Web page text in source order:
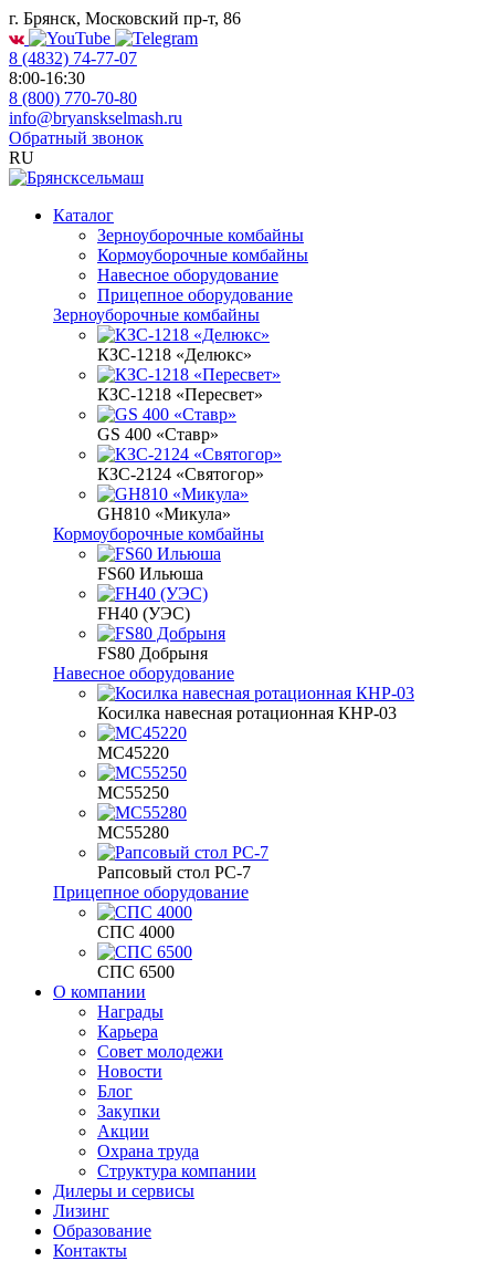
г. Брянск, Московский пр-т, 86
8 (4832) 74-77-07
8:00-16:30
8 (800) 770-70-80
info@bryanskselmash.ru
Обратный звонок
RU
Каталог
Зерноуборочные комбайны
Кормоуборочные комбайны
Навесное оборудование
Прицепное оборудование
Зерноуборочные комбайны
КЗС-1218 «Делюкс»
КЗС-1218 «Пересвет»
GS 400 «Ставр»
КЗС-2124 «Святогор»
GH810 «Микула»
Кормоуборочные комбайны
FS60 Ильюша
FH40 (УЭС)
FS80 Добрыня
Навесное оборудование
Косилка навесная ротационная КНР-03
МС45220
МС55250
МС55280
Рапсовый стол РС-7
Прицепное оборудование
СПС 4000
СПС 6500
О компании
Награды
Карьера
Совет молодежи
Новости
Блог
Закупки
Акции
Охрана труда
Структура компании
Дилеры и сервисы
Лизинг
Образование
Контакты